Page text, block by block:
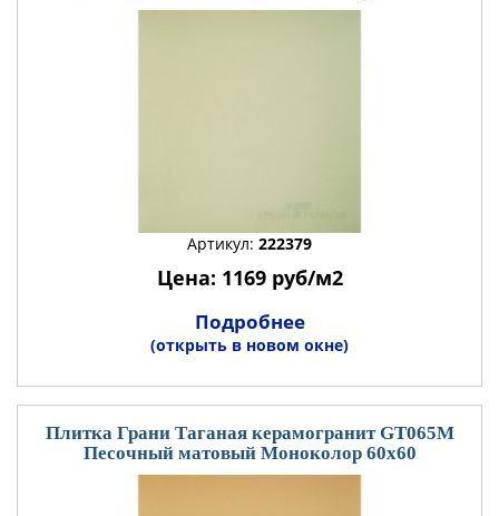
Артикул: 222379
Цена: 1169 руб/м2
Подробнее
(открыть в новом окне)
Плитка Грани Таганая керамогранит GT065М
Песочный матовый Моноколор 60x60